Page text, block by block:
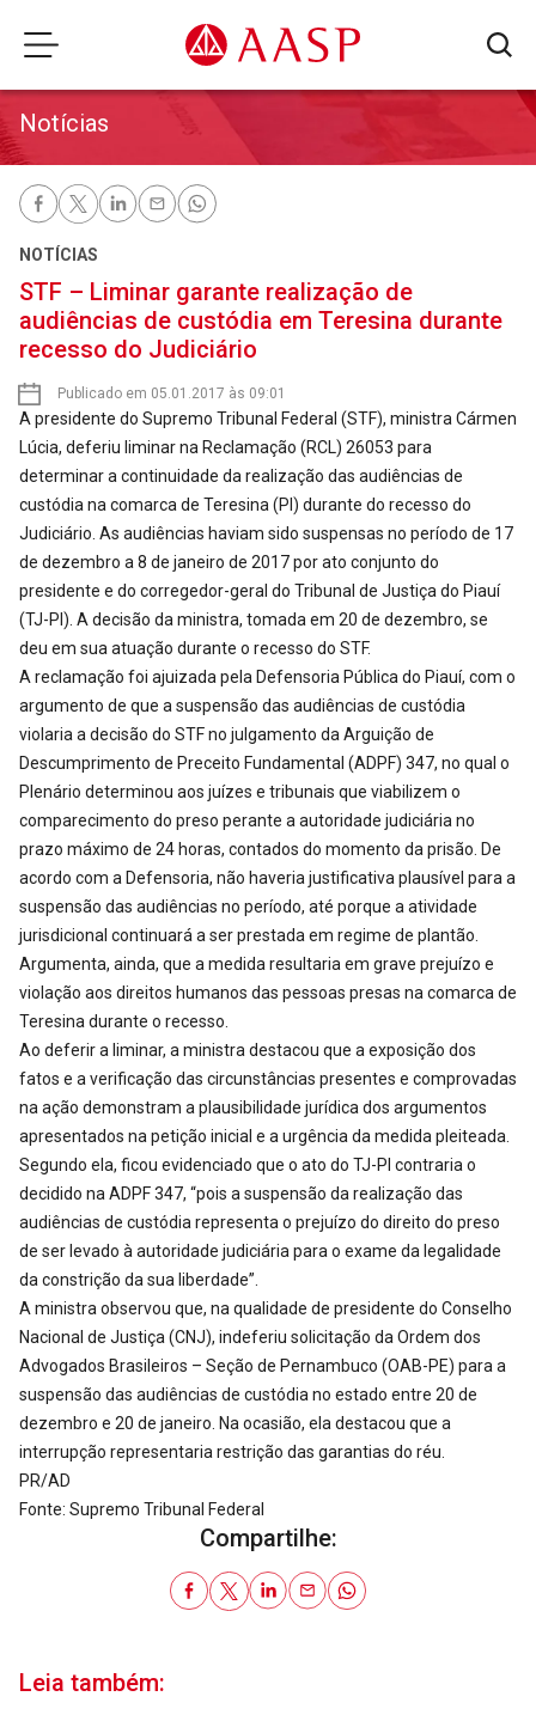
Notícias
NOTÍCIAS
STF – Liminar garante realização de
audiências de custódia em Teresina durante
recesso do Judiciário
Publicado em 05.01.2017 às 09:01
A presidente do Supremo Tribunal Federal (STF), ministra Cármen
Lúcia, deferiu liminar na Reclamação (RCL) 26053 para
determinar a continuidade da realização das audiências de
custódia na comarca de Teresina (PI) durante do recesso do
Judiciário. As audiências haviam sido suspensas no período de 17
de dezembro a 8 de janeiro de 2017 por ato conjunto do
presidente e do corregedor-geral do Tribunal de Justiça do Piauí
(TJ-PI). A decisão da ministra, tomada em 20 de dezembro, se
deu em sua atuação durante o recesso do STF.
A reclamação foi ajuizada pela Defensoria Pública do Piauí, com o
argumento de que a suspensão das audiências de custódia
violaria a decisão do STF no julgamento da Arguição de
Descumprimento de Preceito Fundamental (ADPF) 347, no qual o
Plenário determinou aos juízes e tribunais que viabilizem o
comparecimento do preso perante a autoridade judiciária no
prazo máximo de 24 horas, contados do momento da prisão. De
acordo com a Defensoria, não haveria justificativa plausível para a
suspensão das audiências no período, até porque a atividade
jurisdicional continuará a ser prestada em regime de plantão.
Argumenta, ainda, que a medida resultaria em grave prejuízo e
violação aos direitos humanos das pessoas presas na comarca de
Teresina durante o recesso.
Ao deferir a liminar, a ministra destacou que a exposição dos
fatos e a verificação das circunstâncias presentes e comprovadas
na ação demonstram a plausibilidade jurídica dos argumentos
apresentados na petição inicial e a urgência da medida pleiteada.
Segundo ela, ficou evidenciado que o ato do TJ-PI contraria o
decidido na ADPF 347, “pois a suspensão da realização das
audiências de custódia representa o prejuízo do direito do preso
de ser levado à autoridade judiciária para o exame da legalidade
da constrição da sua liberdade”.
A ministra observou que, na qualidade de presidente do Conselho
Nacional de Justiça (CNJ), indeferiu solicitação da Ordem dos
Advogados Brasileiros – Seção de Pernambuco (OAB-PE) para a
suspensão das audiências de custódia no estado entre 20 de
dezembro e 20 de janeiro. Na ocasião, ela destacou que a
interrupção representaria restrição das garantias do réu.
PR/AD
Fonte: Supremo Tribunal Federal
Compartilhe:
Leia também: